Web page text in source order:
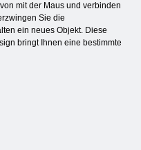
mit der Maus und verbinden
Sie die
ein neues Objekt. Diese
bringt Ihnen eine bestimmte